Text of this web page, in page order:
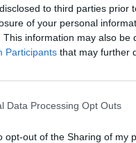
to third parties prior
of your personal
This information may also
Participants that may further
Data Processing Opt Outs
opt-out of the Sharing of my